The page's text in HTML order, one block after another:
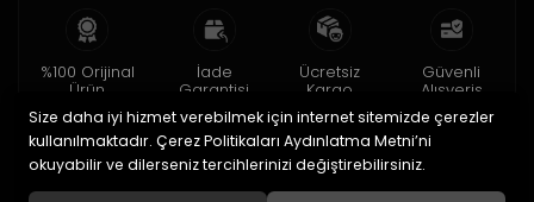
%100 Orijinal
Ürün
2 yıl garanti
İade
Garantisi
15 gün içinde
iade
Ücretsiz
Kargo
150 TL ve üzeri
Güvenli
Alışveriş
256bit SSL ile
Size daha iyi hizmet verebilmek için internet sitemizde çerezler
kullanılmaktadır. Çerez Politikaları Aydınlatma Metni’ni
okuyabilir ve dilerseniz tercihlerinizi değiştirebilirsiniz.